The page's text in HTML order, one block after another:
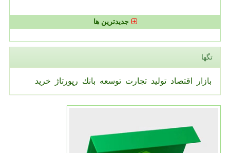
جدیدترین ها
تگها
بازار اقتصاد تولید تجارت توسعه بانك رپورتاژ خرید